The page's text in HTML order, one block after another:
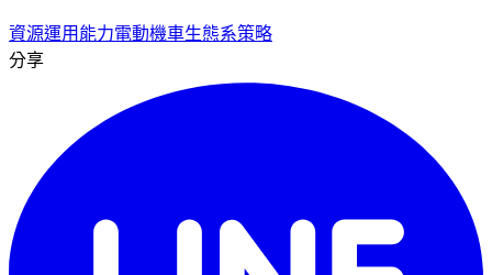
資源運用能力電動機車生態系策略
分享